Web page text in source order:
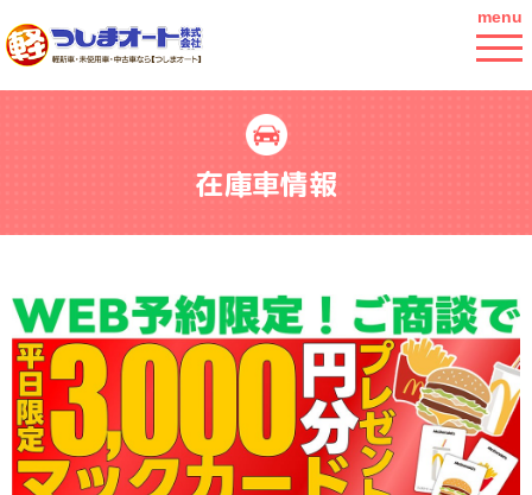
menu
在庫車情報